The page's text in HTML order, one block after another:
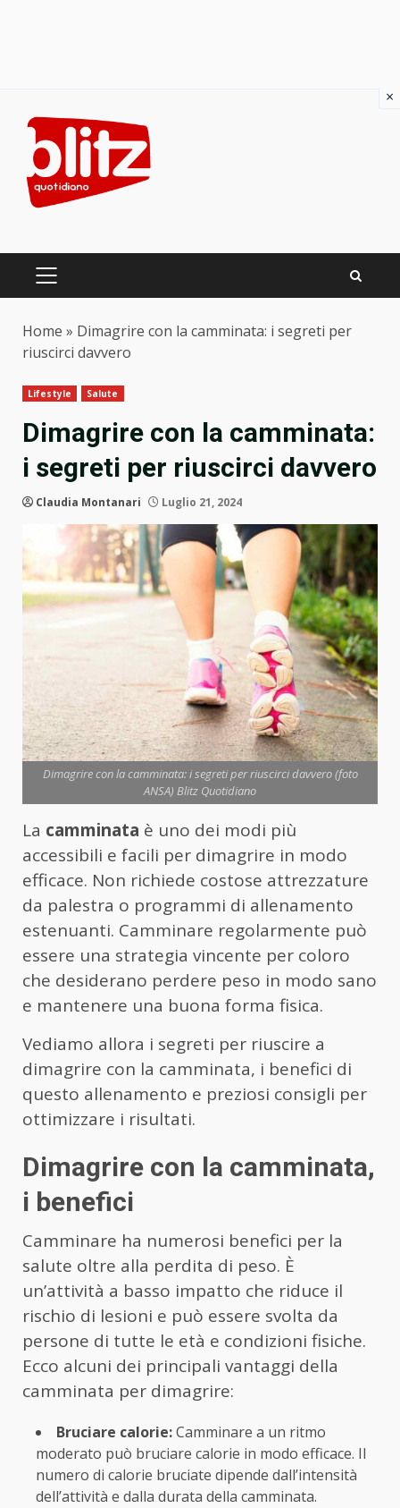
content
PRIMARY
Home » Dimagrire con la camminata: i segreti per
riuscirci davvero
Lifestyle Salute
Dimagrire con la camminata:
i segreti per riuscirci davvero
Claudia Montanari Luglio 21, 2024
Dimagrire con la camminata: i segreti per riuscirci davvero (foto
ANSA) Blitz Quotidiano
La camminata è uno dei modi più
accessibili e facili per dimagrire in modo
efficace. Non richiede costose attrezzature
da palestra o programmi di allenamento
estenuanti. Camminare regolarmente può
essere una strategia vincente per coloro
che desiderano perdere peso in modo sano
e mantenere una buona forma fisica.
Vediamo allora i segreti per riuscire a
dimagrire con la camminata, i benefici di
questo allenamento e preziosi consigli per
ottimizzare i risultati.
Dimagrire con la camminata,
i benefici
Camminare ha numerosi benefici per la
salute oltre alla perdita di peso. È
un’attività a basso impatto che riduce il
rischio di lesioni e può essere svolta da
persone di tutte le età e condizioni fisiche.
Ecco alcuni dei principali vantaggi della
camminata per dimagrire:
Bruciare calorie:Camminare a un ritmo
moderato può bruciare calorie in modo efficace. Il
numero di calorie bruciate dipende dall’intensità
dell’attività e dalla durata della camminata.
×